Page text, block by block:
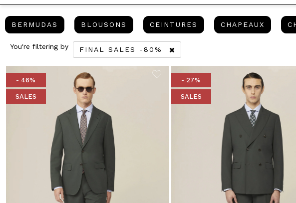
BERMUDAS BERMUDASBLOUSONS BLOUSONS
CEINTURES CEINTURES
CHAPEAUX
You're filtering by
FINAL SALES -80%
REMOVE FILTER CURRENTLY REFINED BY
- 46%
SALES
- 27%
SALES